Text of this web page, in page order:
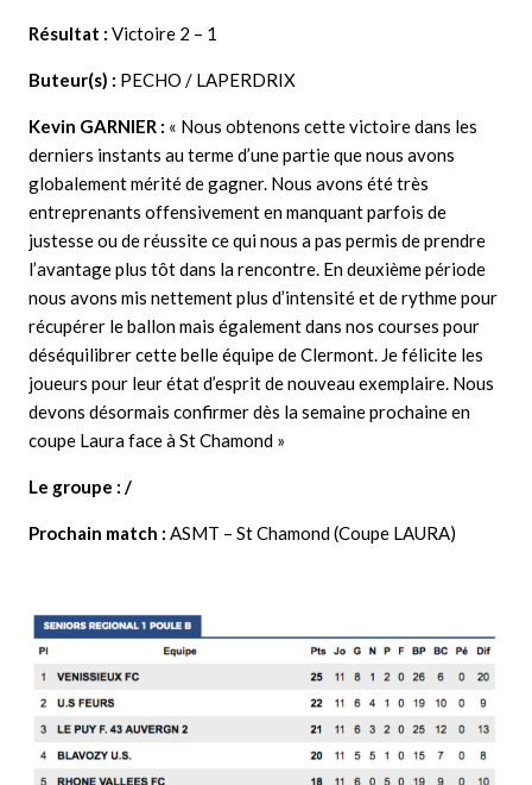
Résultat : Victoire 2 – 1
Buteur(s) : PECHO / LAPERDRIX
Kevin GARNIER : « Nous obtenons cette victoire dans les
derniers instants au terme d’une partie que nous avons
globalement mérité de gagner. Nous avons été très
entreprenants offensivement en manquant parfois de
justesse ou de réussite ce qui nous a pas permis de prendre
l’avantage plus tôt dans la rencontre. En deuxième période
nous avons mis nettement plus d’intensité et de rythme pour
récupérer le ballon mais également dans nos courses pour
déséquilibrer cette belle équipe de Clermont. Je félicite les
joueurs pour leur état d’esprit de nouveau exemplaire. Nous
devons désormais confirmer dès la semaine prochaine en
coupe Laura face à St Chamond »
Le groupe : /
Prochain match : ASMT – St Chamond (Coupe LAURA)